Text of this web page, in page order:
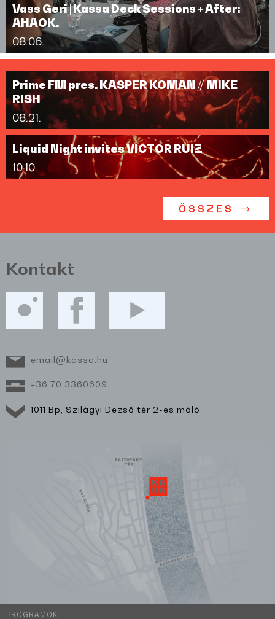
Vass Geri | Kassa Deck Sessions + After:
AHAOK.
08.06.
Prime FM pres. KASPER KOMAN // MIKE
RISH
08.21.
Liquid Night invites VICTOR RUIZ
10.10.
ÖSSZES
Kontakt
email@kassa.hu
+36 70 3360609
1011 Bp, Szilágyi Dezső tér 2-es móló
PROGRAMOK